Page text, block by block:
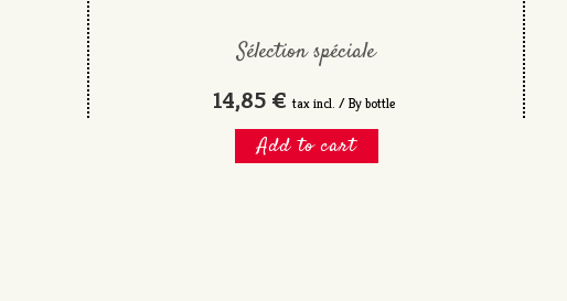
Sélection spéciale
14,85 € tax incl. / By bottle
Add to cart